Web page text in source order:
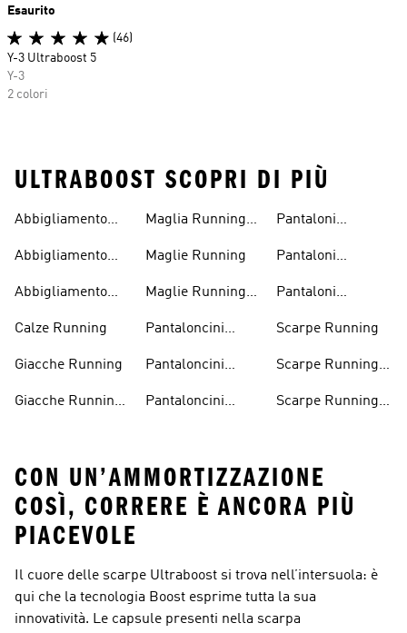
Esaurito
(46)
Y-3 Ultraboost 5
Y-3
2 colori
ULTRABOOST SCOPRI DI PIÙ
Abbigliamento
Abbigliamento
Abbigliamento
Calze Running
Giacche Running
Giacche Running
Maglia Running
Maglie Running
Maglie Running
Pantaloncini
Pantaloncini
Pantaloncini
Pantaloni
Pantaloni
Pantaloni
Scarpe Running
Scarpe Running
Scarpe Running
CON UN’AMMORTIZZAZIONE
COSÌ, CORRERE È ANCORA PIÙ
PIACEVOLE
Il cuore delle scarpe Ultraboost si trova nell’intersuola: è
qui che la tecnologia Boost esprime tutta la sua
innovatività. Le capsule presenti nella scarpa